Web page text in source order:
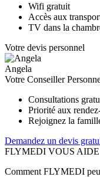
Wifi gratuit
Accès aux
TV dans la
Votre devis personnel
Angela
Votre Conseiller
Consultations
Priorité aux
Rejoignez la
Demandez un devis
FLYMEDI VOUS AIDE
Comment FLYMEDI